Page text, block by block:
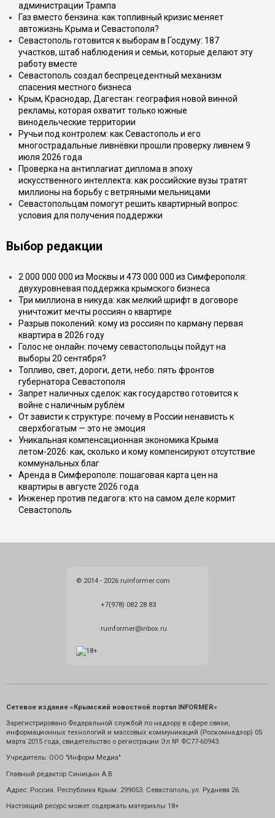
администрации Трампа
Газ вместо бензина: как топливный кризис меняет
автожизнь Крыма и Севастополя?
Севастополь готовится к выборам в Госдуму: 187
участков, штаб наблюдения и семьи, которые делают эту
работу вместе
Севастополь создал беспрецедентный механизм
спасения местного бизнеса
Крым, Краснодар, Дагестан: география новой винной
рекламы, которая охватит только южные
винодельческие территории
Ручьи под контролем: как Севастополь и его
многострадальные ливнёвки прошли проверку ливнем 9
июля 2026 года
Проверка на антиплагиат диплома в эпоху
искусственного интеллекта: как российские вузы тратят
миллионы на борьбу с ветряными мельницами
Севастопольцам помогут решить квартирный вопрос:
условия для получения поддержки
Выбор редакции
2 000 000 000 из Москвы и 473 000 000 из Симферополя:
двухуровневая поддержка крымского бизнеса
Три миллиона в никуда: как мелкий шрифт в договоре
уничтожит мечты россиян о квартире
Разрыв поколений: кому из россиян по карману первая
квартира в 2026 году
Голос не онлайн: почему севастопольцы пойдут на
выборы 20 сентября?
Топливо, свет, дороги, дети, небо: пять фронтов
губернатора Севастополя
Запрет наличных сделок: как государство готовится к
войне с наличным рублём
От зависти к структуре: почему в России ненависть к
сверхбогатым — это не эмоция
Уникальная компенсационная экономика Крыма
летом-2026: как, сколько и кому компенсируют отсутствие
коммунальных благ
Аренда в Симферополе: пошаговая карта цен на
квартиры в августе 2026 года
Инженер против педагога: кто на самом деле кормит
Севастополь
© 2014 - 2026 ruinformer.com
+7(978) 082 28 83
ruinformer@inbox.ru
Сетевое издание «Крымский новостной портал INFORMER»
Зарегистрировано Федеральной службой по надзору в сфере связи,
информационных технологий и массовых коммуникаций (Роскомнадзор) 05
марта 2015 года, свидетельство о регистрации Эл № ФС77-60943.
Учредитель: ООО "Информ Медиа"
Главный редактор Синицын А.В.
Адрес: Россия. Республика Крым. 299053. Севастополь, ул. Руднева 26.
Настоящий ресурс может содержать материалы 18+